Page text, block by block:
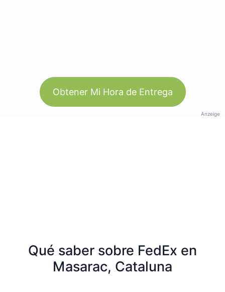
Obtener Mi Hora de Entrega
Anzeige
Qué saber sobre FedEx en
Masarac, Cataluna